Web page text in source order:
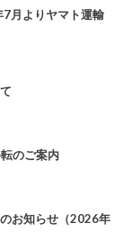
7月よりヤマト運輸
のご案内
お知らせ（2026年